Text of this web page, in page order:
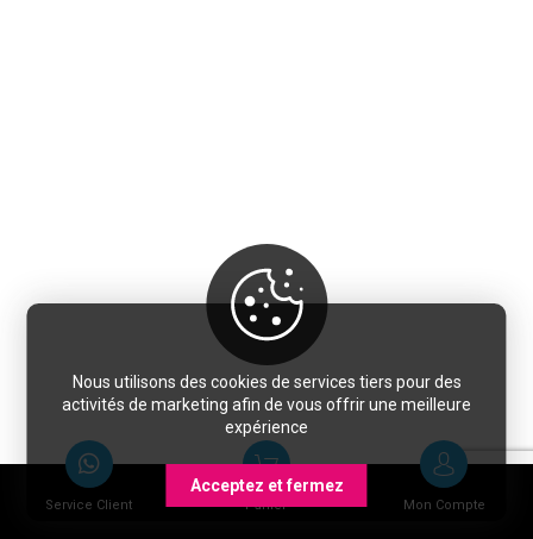
Service Client Panier Mon Compte
Nous utilisons des cookies de services tiers pour des
activités de marketing afin de vous offrir une meilleure
expérience
Acceptez et fermez